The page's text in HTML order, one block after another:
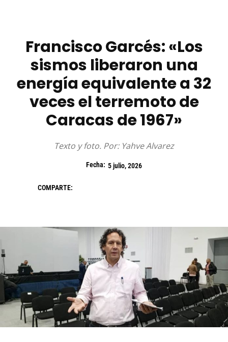
Francisco Garcés: «Los
sismos liberaron una
energía equivalente a 32
veces el terremoto de
Caracas de 1967»
Texto y foto. Por: Yahve Alvarez
Fecha: 5 julio, 2026
COMPARTE: